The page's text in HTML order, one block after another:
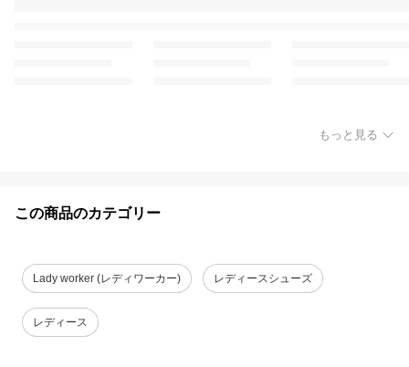
もっと見る
この商品のカテゴリー
Lady worker (レディワーカー) レディースシューズ
レディース